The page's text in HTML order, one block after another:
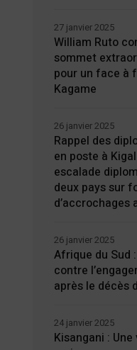
William Ruto
sommet
pour un face à
Kagame
27 janvier 2025
Rappel des
en poste à
escalade
deux pays sur
d’accrochages
26 janvier 2025
Afrique du Sud
contre
après le décès
26 janvier 2025
Kisangani :
24 janvier 2025